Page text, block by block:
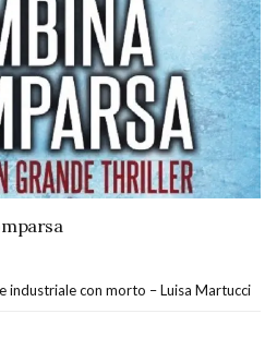
industriale con morto – Luisa Martucci